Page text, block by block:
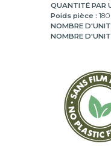
QUANTITÉ PAR
Poids pièce :
NOMBRE
NOMBRE